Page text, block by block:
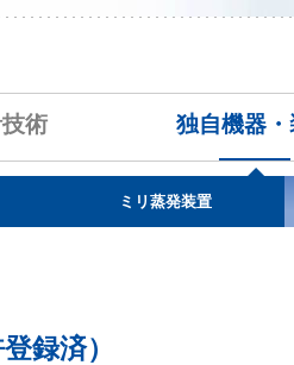
術 独自機器・
ミリ蒸発装置
録済）